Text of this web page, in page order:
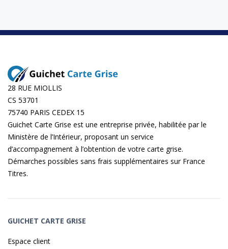
28 RUE MIOLLIS
CS 53701
75740 PARIS CEDEX 15
Guichet Carte Grise est une entreprise privée, habilitée par le
Ministère de l’Intérieur, proposant un service
d’accompagnement à l’obtention de votre carte grise.
Démarches possibles sans frais supplémentaires sur France
Titres.
GUICHET CARTE GRISE
Espace client